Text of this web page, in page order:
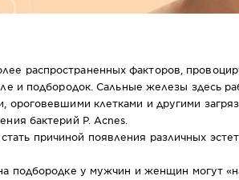
распространенных факторов,
и подбородок. Сальные железы здесь
ороговевшими клетками и другими
бактерий P. Acnes.
причиной появления различных
подбородке у мужчин и женщин могут